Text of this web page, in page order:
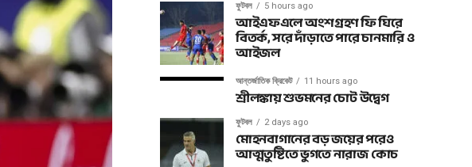
ফুটবল 5 hours ago
আইএফএলে অংশগ্রহণ ফি ঘিরে
বিতর্ক, সরে দাঁড়াতে পারে চানমারি ও
আইজল
আন্তর্জাতিক ক্রিকেট 11 hours ago
শ্রীলঙ্কায় শুভমনের চোট উদ্বেগ
ফুটবল 2 days ago
মোহনবাগানের বড় জয়ের পরেও
আত্মতুষ্টিতে ভুগতে নারাজ কোচ